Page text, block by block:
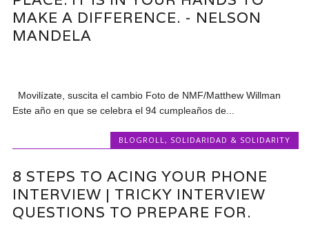
MAKE A DIFFERENCE. - NELSON
MANDELA
Movilízate, suscita el cambio Foto de NMF/Matthew Willman
Este año en que se celebra el 94 cumpleaños de...
BLOGROLL, SOLIDARIDAD & SOLIDARITY
8 STEPS TO ACING YOUR PHONE
INTERVIEW | TRICKY INTERVIEW
QUESTIONS TO PREPARE FOR.